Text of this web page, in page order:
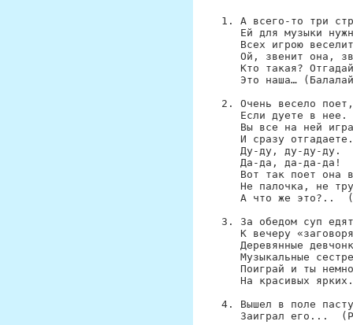
А всего-то три
Ей для музыки
Всех игрою
Ой, звенит она,
Кто такая?
Это наша…
Очень весело поет,
Если дуете в нее.
Вы все на ней
И сразу отгадаете.
Ду-ду, ду-ду-ду.
Да-да, да-да-да!
Вот так поет она
Не палочка, не
А что же это?..
За обедом суп
К вечеру
Деревянные
Музыкальные
Поиграй и ты
На красивых
Вышел в поле
Заиграл его...